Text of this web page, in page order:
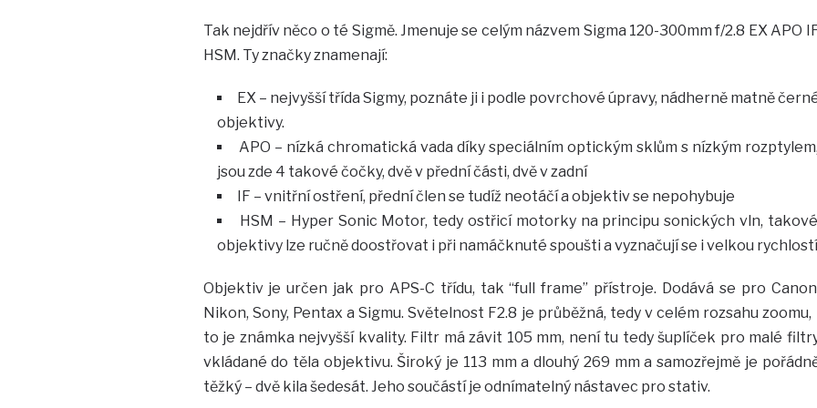
Tak nejdřív něco o té Sigmě. Jmenuje se celým názvem Sigma 120-300mm f/2.8 EX APO
HSM. Ty značky znamenají:
EX – nejvyšší třída Sigmy, poznáte ji i podle povrchové úpravy, nádherně matně
objektivy.
APO – nízká chromatická vada díky speciálním optickým sklům s nízkým rozptylem,
jsou zde 4 takové čočky, dvě v přední části, dvě v zadní
IF – vnitřní ostření, přední člen se tudíž neotáčí a objektiv se nepohybuje
HSM – Hyper Sonic Motor, tedy ostřicí motorky na principu sonických vln, takové
objektivy lze ručně doostřovat i při namáčknuté spoušti a vyznačují se i velkou rychlostí
Objektiv je určen jak pro APS-C třídu, tak “full frame” přístroje. Dodává se pro
Nikon, Sony, Pentax a Sigmu. Světelnost F2.8 je průběžná, tedy v celém rozsahu zoomu,
to je známka nejvyšší kvality. Filtr má závit 105 mm, není tu tedy šuplíček pro malé
vkládané do těla objektivu. Široký je 113 mm a dlouhý 269 mm a samozřejmě je
těžký – dvě kila šedesát. Jeho součástí je odnímatelný nástavec pro stativ.